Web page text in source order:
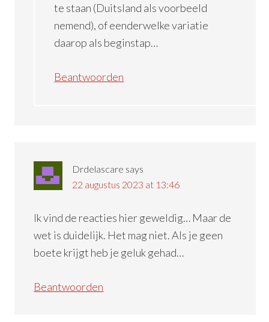
te staan (Duitsland als voorbeeld
nemend), of eenderwelke variatie
daarop als beginstap…
Beantwoorden
Drdelascare says
22 augustus 2023 at 13:46
Ik vind de reacties hier geweldig… Maar de
wet is duidelijk. Het mag niet. Als je geen
boete krijgt heb je geluk gehad…
Beantwoorden